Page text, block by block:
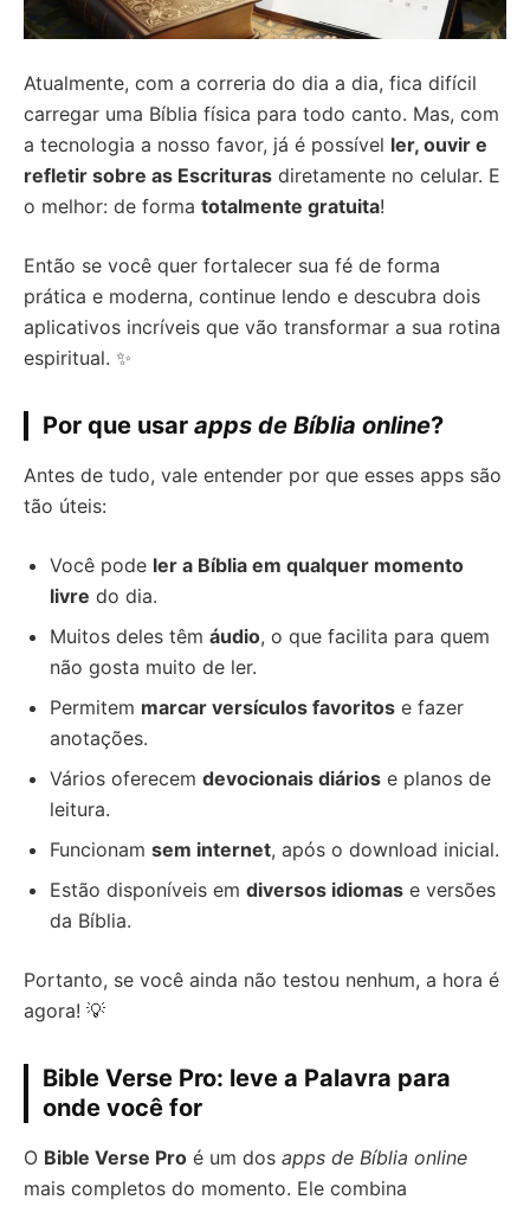
Atualmente, com a correria do dia a dia, fica difícil
carregar uma Bíblia física para todo canto. Mas, com
a tecnologia a nosso favor, já é possível ler, ouvir e
refletir sobre as Escrituras diretamente no celular. E
o melhor: de forma totalmente gratuita!
Então se você quer fortalecer sua fé de forma
prática e moderna, continue lendo e descubra dois
aplicativos incríveis que vão transformar a sua rotina
espiritual. ✨
Por que usar apps de Bíblia online?
Antes de tudo, vale entender por que esses apps são
tão úteis:
Você pode ler a Bíblia em qualquer momento
livre do dia.
Muitos deles têm áudio, o que facilita para quem
não gosta muito de ler.
Permitem marcar versículos favoritos e fazer
anotações.
Vários oferecem devocionais diários e planos de
leitura.
Funcionam sem internet, após o download inicial.
Estão disponíveis em diversos idiomas e versões
da Bíblia.
Portanto, se você ainda não testou nenhum, a hora é
agora! 💡
Bible Verse Pro: leve a Palavra para
onde você for
O Bible Verse Pro é um dos apps de Bíblia online
mais completos do momento. Ele combina